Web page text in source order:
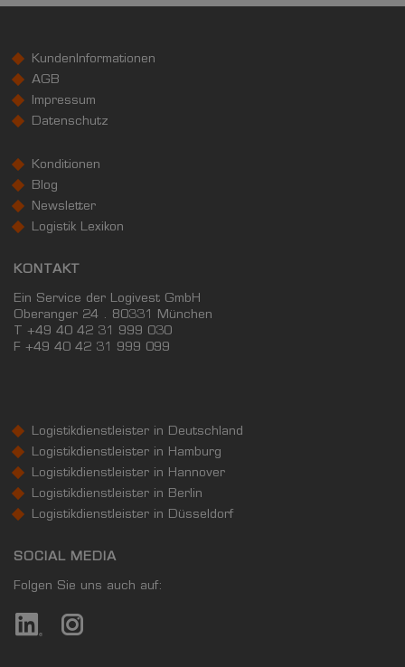
KundenInformationen
AGB
Impressum
Datenschutz
Konditionen
Blog
Newsletter
Logistik Lexikon
KONTAKT
Ein Service der Logivest GmbH
Oberanger 24 . 80331 München
T +49 40 42 31 999 030
F +49 40 42 31 999 099
Logistikdienstleister in Deutschland
Logistikdienstleister in Hamburg
Logistikdienstleister in Hannover
Logistikdienstleister in Berlin
Logistikdienstleister in Düsseldorf
SOCIAL MEDIA
Folgen Sie uns auch auf: